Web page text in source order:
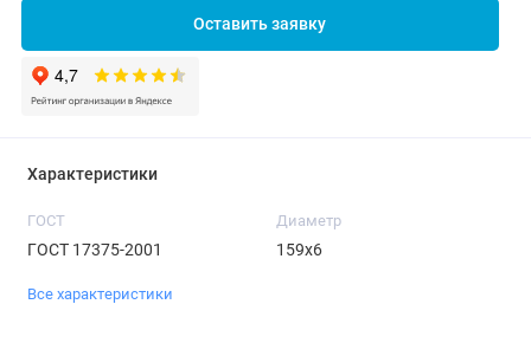
Оставить заявку
Характеристики
ГОСТ
ГОСТ 17375-2001
Диаметр
159х6
Все характеристики